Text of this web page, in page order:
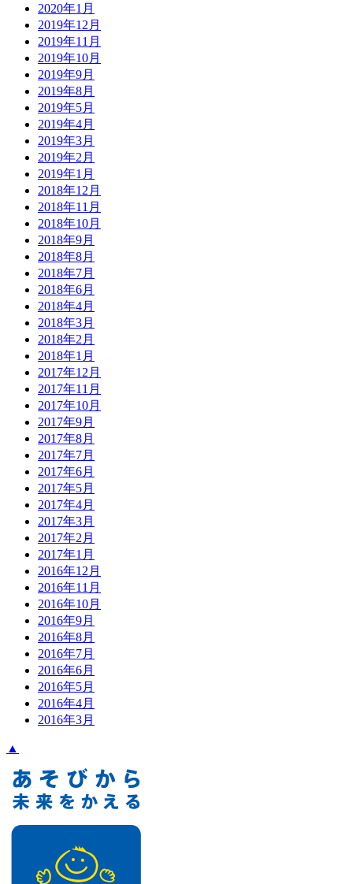
2020年1月
2019年12月
2019年11月
2019年10月
2019年9月
2019年8月
2019年5月
2019年4月
2019年3月
2019年2月
2019年1月
2018年12月
2018年11月
2018年10月
2018年9月
2018年8月
2018年7月
2018年6月
2018年4月
2018年3月
2018年2月
2018年1月
2017年12月
2017年11月
2017年10月
2017年9月
2017年8月
2017年7月
2017年6月
2017年5月
2017年4月
2017年3月
2017年2月
2017年1月
2016年12月
2016年11月
2016年10月
2016年9月
2016年8月
2016年7月
2016年6月
2016年5月
2016年4月
2016年3月
▲